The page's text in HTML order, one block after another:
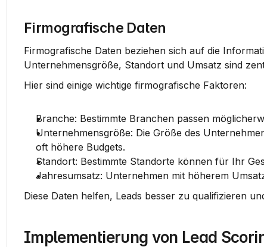
Firmografische Daten
Firmografische Daten beziehen sich auf die
Unternehmensgröße, Standort und Umsatz sind
Hier sind einige wichtige firmografische Faktoren:
Branche: Bestimmte Branchen passen
Unternehmensgröße: Die Größe des
oft höhere Budgets.
Standort: Bestimmte Standorte können für Ihr
Jahresumsatz: Unternehmen mit höherem
Diese Daten helfen, Leads besser zu qualifizieren
Implementierung von Lead